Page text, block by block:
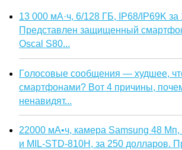
13 000 мА·ч, 6/128 ГБ, IP68/IP69K за
Представлен защищенный
Oscal S80...
Голосовые сообщения — худшее,
смартфонами? Вот 4 причины,
ненавидят...
22000 мА•ч, камера Samsung 48 Мп,
и MIL-STD-810H, за 250 долларов.